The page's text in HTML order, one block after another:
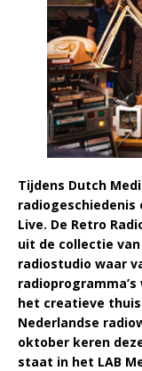
Tijdens Dutch
radiogeschiedenis
Live. De Retro
uit de collectie van
radiostudio waar
het creatieve
Nederlandse
oktober keren
staat in het LAB